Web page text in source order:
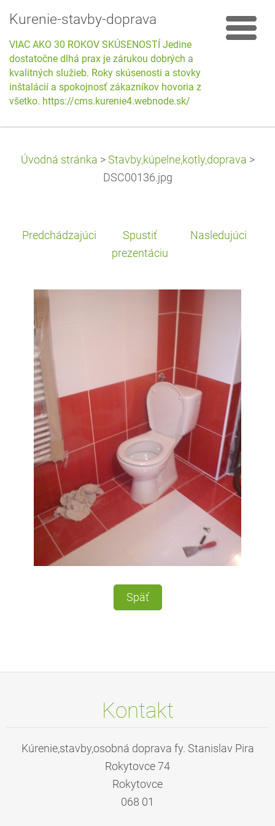
Kurenie-stavby-doprava
VIAC AKO 30 ROKOV SKÚSENOSTÍ Jedine
dostatočne dlhá prax je zárukou dobrých a
kvalitných služieb. Roky skúsenosti a stovky
inštalácií a spokojnosť zákazníkov hovoria za
všetko. https://cms.kurenie4.webnode.sk/
Úvodná stránka > Stavby,kúpelne,kotly,doprava >
DSC00136.jpg
Predchádzajúci
Spustiť
prezentáciu
Nasledujúci
Späť
Kontakt
Kúrenie,stavby,osobná doprava fy. Stanislav Pira
Rokytovce 74
Rokytovce
068 01